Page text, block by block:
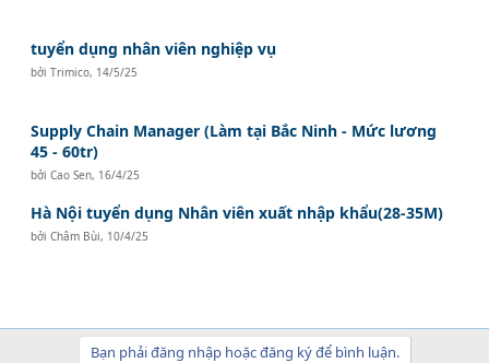
tuyển dụng nhân viên nghiệp vụ
bởiTrimico, 14/5/25
Supply Chain Manager (Làm tại Bắc Ninh - Mức lương
45 - 60tr)
bởiCao Sen, 16/4/25
Hà Nội tuyển dụng Nhân viên xuất nhập khẩu(28-35M)
bởiChâm Bùi, 10/4/25
Bạn phải đăng nhập hoặc đăng ký để bình luận.